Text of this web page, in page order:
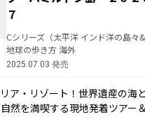
７
Cシリーズ（太平洋 インド洋の島々&
地球の歩き方 海外
2025.07.03 発売
ア・リゾート！世界遺産の海
然を満喫する現地発着ツアー